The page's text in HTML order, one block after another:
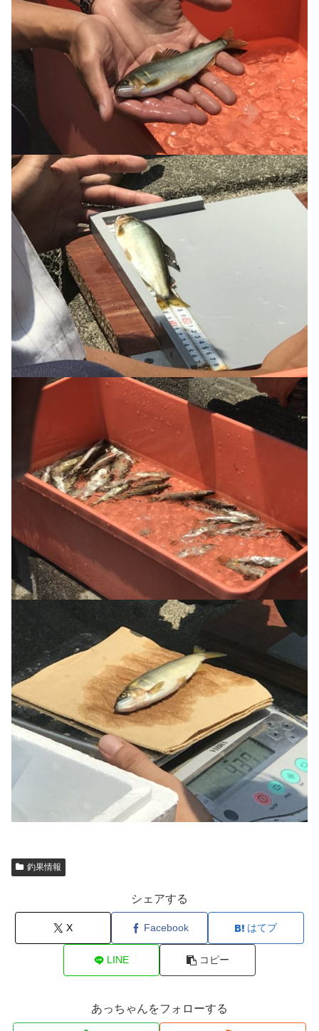
釣果情報
シェアする
X Facebook はてブ
LINE コピー
あっちゃんをフォローする